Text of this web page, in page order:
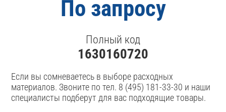
По запросу
Полный код
1630160720
Если вы сомневаетесь в выборе расходных
материалов. Звоните по тел. 8 (495) 181-33-30 и наши
специалисты подберут для вас подходящие товары.